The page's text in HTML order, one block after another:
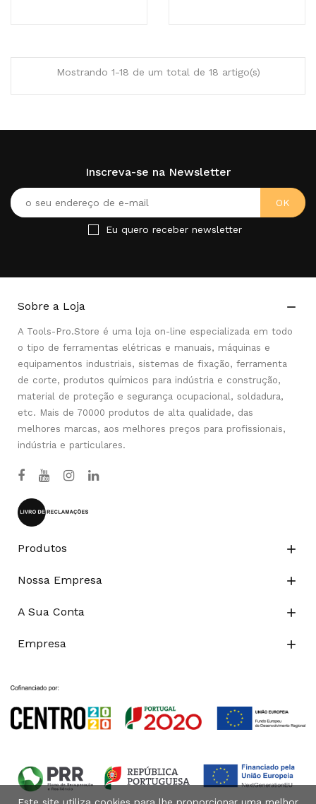
Mostrando 1-18 de um total de 18 artigo(s)
Inscreva-se na Newsletter
Eu quero receber newsletter
Sobre a Loja 
A Tools-Pro.Store é uma loja on-line especializada em todo
o tipo de ferramentas elétricas e manuais, máquinas e
equipamentos industriais, sistemas de fixação, ferramenta
de corte, produtos químicos para indústria e construção,
material de proteção e segurança ocupacional, soldadura,
etc. Mais de 70000 produtos de alta qualidade, das
melhores marcas, aos melhores preços para profissionais,
indústria e particulares.
Produtos 
Nossa Empresa 
A Sua Conta 
Empresa 